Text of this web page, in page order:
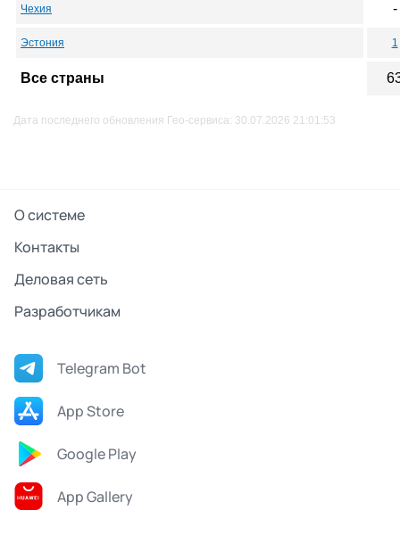
Чехия -
Эстония 1
Все страны
Дата последнего обновления Гео-сервиса: 30.07.2026 21:01:53
О системе
Контакты
Деловая сеть
Разработчикам
Telegram Bot
App Store
Google Play
App Gallery